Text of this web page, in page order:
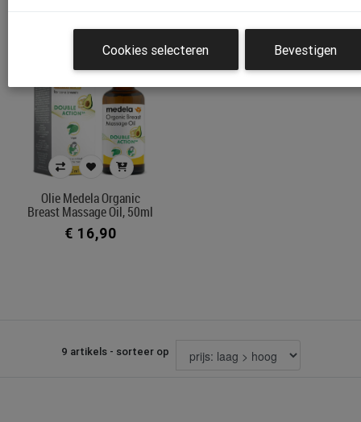
Olie Medela Organic
Breast Massage Oil, 50ml
€ 16,90
9 artikels - sorteer op
Cookies selecteren Bevestigen